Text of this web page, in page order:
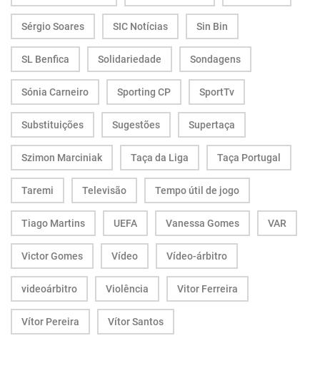
Sérgio Soares SIC Notícias Sin Bin
SL Benfica Solidariedade Sondagens
Sónia Carneiro Sporting CP SportTv
Substituições Sugestões Supertaça
Szimon Marciniak Taça da Liga Taça Portugal
Taremi Televisão Tempo útil de jogo
Tiago Martins UEFA Vanessa Gomes VAR
Victor Gomes Vídeo Vídeo-árbitro
videoárbitro Violência Vitor Ferreira
Vítor Pereira Vítor Santos